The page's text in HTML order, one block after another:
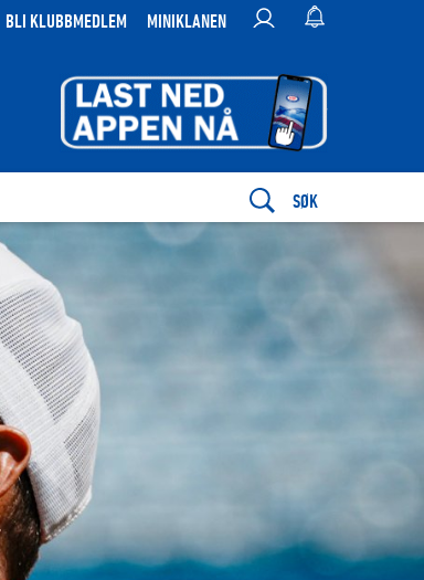
BLI KLUBBMEDLEM MINIKLANEN
SØK